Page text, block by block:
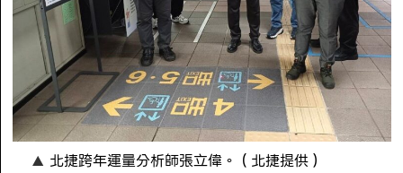
北捷跨年運量分析師張立偉。（北捷提供）